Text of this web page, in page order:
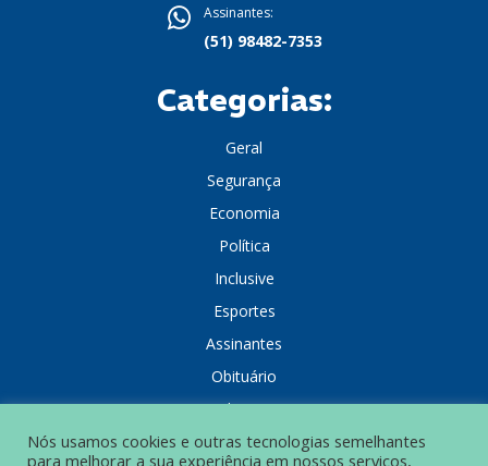
Assinantes:
(51) 98482-7353
Categorias:
Geral
Segurança
Economia
Política
Inclusive
Esportes
Assinantes
Obituário
Colunistas
Nós usamos cookies e outras tecnologias semelhantes
para melhorar a sua experiência em nossos serviços,